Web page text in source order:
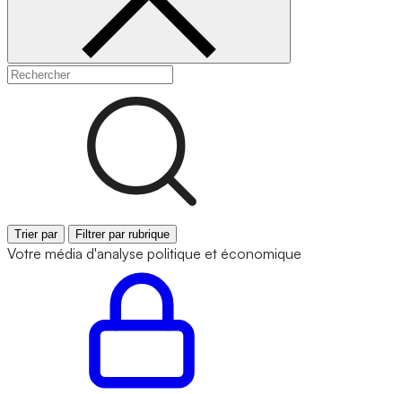
Trier par Filtrer par rubrique
Votre média d'analyse politique et économique